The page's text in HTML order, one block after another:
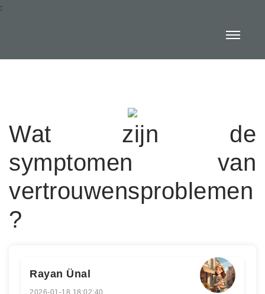
:
Wat zijn de
symptomen van
vertrouwensproblemen
?
Rayan Ünal
2026-01-18 18:02:40